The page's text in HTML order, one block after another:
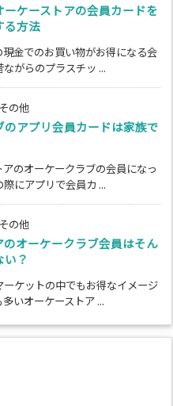
ーケーストアの会員カードを
る方法
金でのお買い物がお得になる会
がらのプラスチッ ...
その他
のアプリ会員カードは家族で
のオーケークラブの会員になっ
にアプリで会員カ ...
その他
のオーケークラブ会員はそん
？
ケットの中でもお得なイメージ
いオーケーストア ...